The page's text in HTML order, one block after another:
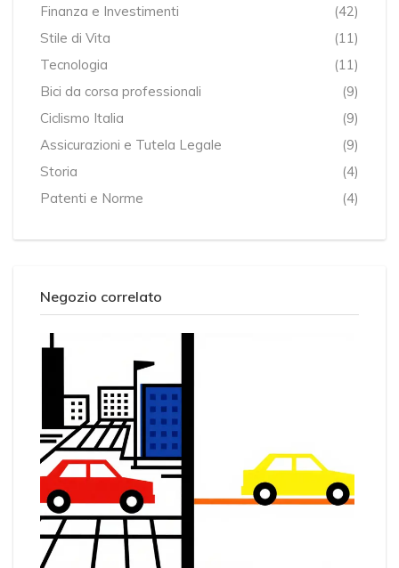
Finanza e Investimenti
(42)
Stile di Vita
(11)
Tecnologia
(11)
Bici da corsa professionali
(9)
Ciclismo Italia
(9)
Assicurazioni e Tutela Legale
(9)
Storia
(4)
Patenti e Norme
(4)
Negozio correlato